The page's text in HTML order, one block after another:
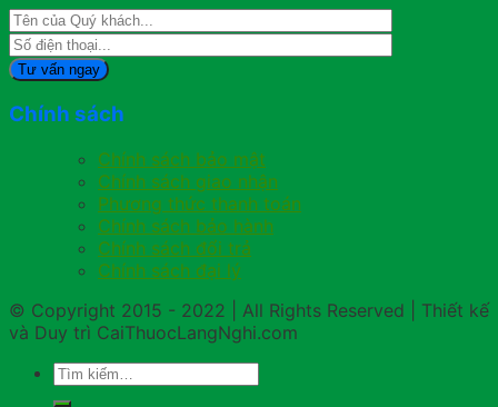
Chính sách
Chính sách bảo mật
Chính sách giao nhận
Phương thức thanh toán
Chính sách bảo hành
Chính sách đổi trả
Chính sách đại lý
© Copyright 2015 - 2022 | All Rights Reserved | Thiết kế
và Duy trì CaiThuocLangNghi.com